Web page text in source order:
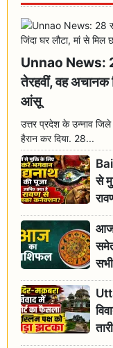
Unnao News:
तेरहवीं, वह अचानक
आंसू
उत्तर प्रदेश के उन्नाव
हैरान कर दिया. 28...
से
आज